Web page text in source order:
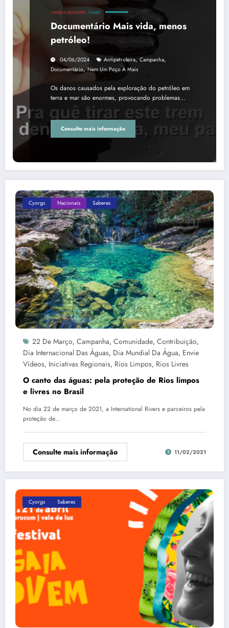
CRIMES E DESASTRES FILMES
Documentário Mais vida, menos
petróleo!
04/06/2024 Antipetroleira, Campanha,
Documentário,Nem Um Poço A Mais
Os danos causados pela exploração do petróleo em
terra e mar são enormes, provocando problemas…
Consulte mais informação
Cyorgs Nacionais Saberes
22 De Março, Campanha, Comunidade, Contribuição,
Dia Internacional Das Águas, Dia Mundial Da Água, Envie
Vídeos, Iniciativas Regionais, Rios Limpos, Rios Livres
O canto das águas: pela proteção de Rios limpos
e livres no Brasil
No dia 22 de março de 2021, a International Rivers e parceiros pela
proteção de…
Consulte mais informação 11/02/2021
Cyorgs Saberes